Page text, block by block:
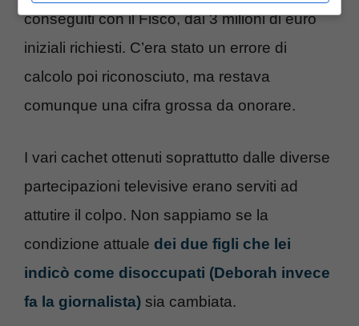
conseguiti con il Fisco, dai 3 milioni di euro
iniziali richiesti. C’era stato un errore di
calcolo poi riconosciuto, ma restava
comunque una cifra grossa da onorare.
I vari cachet ottenuti soprattutto dalle diverse
partecipazioni televisive erano serviti ad
attutire il colpo. Non sappiamo se la
condizione attuale dei due figli che lei
indicò come disoccupati (Deborah invece
fa la giornalista) sia cambiata.